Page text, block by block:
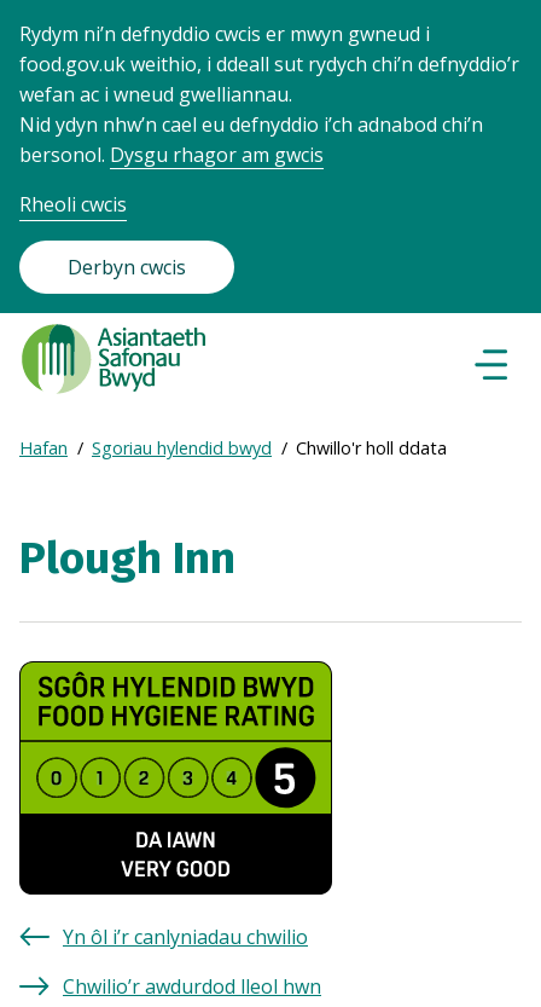
Rydym ni’n defnyddio cwcis er mwyn gwneud i
food.gov.uk weithio, i ddeall sut rydych chi’n defnyddio’r
wefan ac i wneud gwelliannau.
Nid ydyn nhw’n cael eu defnyddio i’ch adnabod chi’n
bersonol. Dysgu rhagor am gwcis
Rheoli cwcis
Derbyn cwcis
Food
Standards
Agency
Frontpage
Breadcrumb
Expand
breadcrumb
Hafan Sgoriau hylendid bwyd Chwillo'r holl ddata
Plough Inn
Yn ôl i’r canlyniadau chwilio
Chwilio’r awdurdod lleol hwn